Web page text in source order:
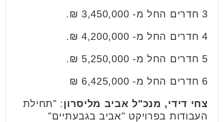
3 חדרים החל מ- 3,450,000 ₪.
4 חדרים החל מ- 4,200,000 ₪.
5 חדרים החל מ- 5,250,000 ₪.
6 חדרים החל מ- 6,425,000 ₪
צחי דידי, מנכ"ל אביב מליסרון: "תחילת
העבודות בפרויקט "אביב בגבעתיים"